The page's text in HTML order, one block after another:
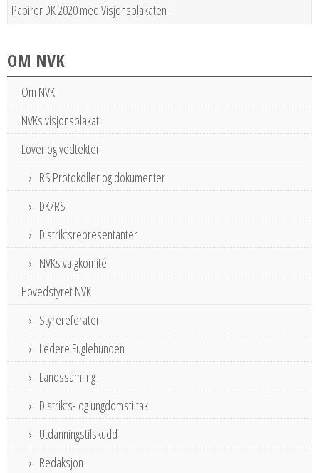
Papirer DK 2020 med Visjonsplakaten
OM NVK
Om NVK
NVKs visjonsplakat
Lover og vedtekter
RS Protokoller og dokumenter
DK/RS
Distriktsrepresentanter
NVKs valgkomité
Hovedstyret NVK
Styrereferater
Ledere Fuglehunden
Landssamling
Distrikts- og ungdomstiltak
Utdanningstilskudd
Redaksjon